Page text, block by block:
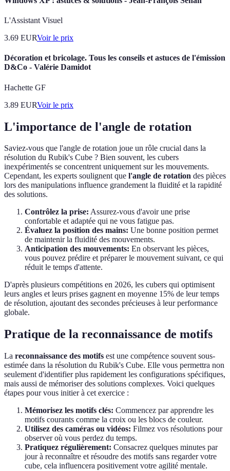
L'Assistant Visuel
3.69 EURVoir le prix
Décoration et bricolage. Tous les conseils et astuces de l'émission
D&Co - Valérie Damidot
Hachette GF
3.89 EURVoir le prix
L'importance de l'angle de rotation
Saviez-vous que l'angle de rotation joue un rôle crucial dans la
résolution du Rubik's Cube ? Bien souvent, les cubers
inexpérimentés se concentrent uniquement sur les mouvements.
Cependant, les experts soulignent que l'angle de rotation des pièces
lors des manipulations influence grandement la fluidité et la rapidité
des solutions.
Contrôlez la prise: Assurez-vous d'avoir une prise
confortable et adaptée qui ne vous fatigue pas.
Évaluez la position des mains: Une bonne position permet
de maintenir la fluidité des mouvements.
Anticipation des mouvements: En observant les pièces,
vous pouvez prédire et préparer le mouvement suivant, ce qui
réduit le temps d'attente.
D'après plusieurs compétitions en 2026, les cubers qui optimisent
leurs angles et leurs prises gagnent en moyenne 15% de leur temps
de résolution, ajoutant des secondes précieuses à leur performance
globale.
Pratique de la reconnaissance de motifs
La reconnaissance des motifs est une compétence souvent sous-
estimée dans la résolution du Rubik's Cube. Elle vous permettra non
seulement d'identifier plus rapidement les configurations spécifiques,
mais aussi de mémoriser des solutions complexes. Voici quelques
étapes pour vous initier à cet exercice :
Mémorisez les motifs clés: Commencez par apprendre les
motifs courants comme la croix ou les blocs de couleur.
Utilisez des caméras ou vidéos: Filmez vos résolutions pour
observer où vous perdez du temps.
Pratiquez régulièrement: Consacrez quelques minutes par
jour à reconnaître et résoudre des motifs sans regarder votre
cube, cela influencera positivement votre agilité mentale.